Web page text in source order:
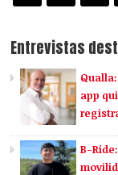
Entrevistas
app
B-